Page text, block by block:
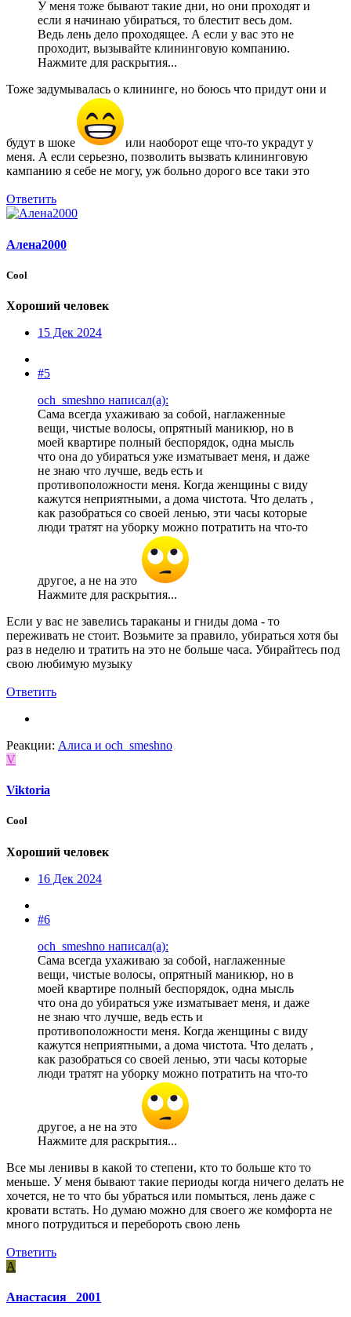
У меня тоже бывают такие дни, но они проходят и
если я начинаю убираться, то блестит весь дом.
Ведь лень дело проходящее. А если у вас это не
проходит, вызывайте клининговую компанию.
Нажмите для раскрытия...
Тоже задумывалась о клининге, но боюсь что придут они и
будут в шоке
или наоборот еще что-то украдут у
меня. А если серьезно, позволить вызвать клининговую
кампанию я себе не могу, уж больно дорого все таки это
Ответить
Алена2000
Cool
Хороший человек
15 Дек 2024
#5
och_smeshno написал(а):
Сама всегда ухаживаю за собой, наглаженные
вещи, чистые волосы, опрятный маникюр, но в
моей квартире полный беспорядок, одна мысль
что она до убираться уже изматывает меня, и даже
не знаю что лучше, ведь есть и
противоположности меня. Когда женщины с виду
кажутся неприятными, а дома чистота. Что делать ,
как разобраться со своей ленью, эти часы которые
люди тратят на уборку можно потратить на что-то
другое, а не на это
Нажмите для раскрытия...
Если у вас не завелись тараканы и гниды дома - то
переживать не стоит. Возьмите за правило, убираться хотя бы
раз в неделю и тратить на это не больше часа. Убирайтесь под
свою любимую музыку
Ответить
Реакции: Алиса и och_smeshno
V
Viktoria
Cool
Хороший человек
16 Дек 2024
#6
och_smeshno написал(а):
Сама всегда ухаживаю за собой, наглаженные
вещи, чистые волосы, опрятный маникюр, но в
моей квартире полный беспорядок, одна мысль
что она до убираться уже изматывает меня, и даже
не знаю что лучше, ведь есть и
противоположности меня. Когда женщины с виду
кажутся неприятными, а дома чистота. Что делать ,
как разобраться со своей ленью, эти часы которые
люди тратят на уборку можно потратить на что-то
другое, а не на это
Нажмите для раскрытия...
Все мы ленивы в какой то степени, кто то больше кто то
меньше. У меня бывают такие периоды когда ничего делать не
хочется, не то что бы убраться или помыться, лень даже с
кровати встать. Но думаю можно для своего же комфорта не
много потрудиться и перебороть свою лень
Ответить
А
Анастасия _2001